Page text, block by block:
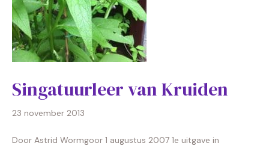
Singatuurleer van Kruiden
23 november 2013
Door Astrid Wormgoor 1 augustus 2007 1e uitgave in